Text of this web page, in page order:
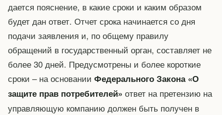
дается пояснение, в какие сроки и каким образом
будет дан ответ. Отчет срока начинается со дня
подачи заявления и, по общему правилу
обращений в государственный орган, составляет не
более 30 дней. Предусмотрены и более короткие
сроки – на основании Федерального Закона «О
защите прав потребителей» ответ на претензию на
управляющую компанию должен быть получен в